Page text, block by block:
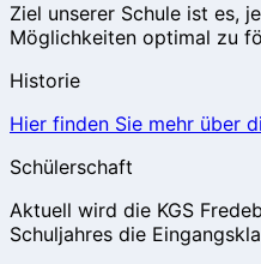
Ziel unserer Schule ist es,
Möglichkeiten optimal zu
Historie
Hier finden Sie mehr über
Schülerschaft
Aktuell wird die KGS
Schuljahres die